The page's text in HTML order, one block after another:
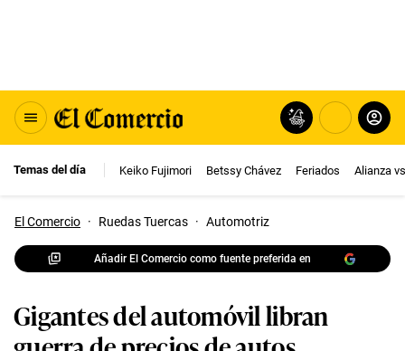
Temas del día Keiko Fujimori Betssy Chávez Feriados Alianza
El Comercio · Ruedas Tuercas · Automotriz
Añadir El Comercio como fuente preferida en
Gigantes del automóvil libran